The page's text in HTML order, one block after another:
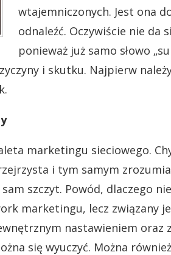
wtajemniczonych. Jest ona
odnaleźć. Oczywiście nie da
ponieważ już samo słowo
i skutku. Najpierw
marketingu sieciowego.
i tym samym
szczyt. Powód, dlaczego
marketingu, lecz związany
nastawieniem oraz
się wyuczyć. Można